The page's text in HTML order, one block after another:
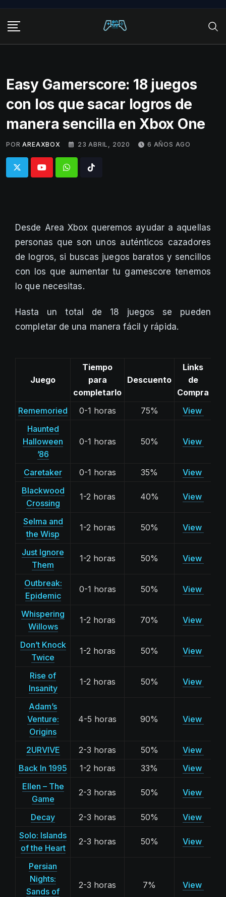
content
Easy Gamerscore: 18 juegos
con los que sacar logros de
manera sencilla en Xbox One
POR AREAXBOX 23 ABRIL, 2020 6 AÑOS AGO
WhatsappTiktok
Desde Area Xbox queremos ayudar a aquellas
personas que son unos auténticos cazadores
de logros, si buscas juegos baratos y sencillos
con los que aumentar tu gamescore tenemos
lo que necesitas.
Hasta un total de 18 juegos se pueden
completar de una manera fácil y rápida.
Juego
Tiempo
para
completarlo
Descuento
Links
de
Compra
Rememoried
0-1 horas 75%
View
Haunted
Halloween
’86
0-1 horas 50% View
Caretaker 0-1 horas 35%
View
Blackwood
Crossing
1-2 horas 40% View
Selma and
the Wisp
1-2 horas 50% View
Just Ignore
Them
1-2 horas 50% View
Outbreak:
Epidemic
0-1 horas 50% View
Whispering
Willows
1-2 horas 70% View
Don’t Knock
Twice
1-2 horas 50% View
Rise of
Insanity
1-2 horas 50% View
Adam’s
Venture:
Origins
4-5 horas 90% View
2URVIVE 2-3 horas 50%
View
Back In 1995
1-2 horas 33%
View
Ellen – The
Game
2-3 horas 50% View
Decay 2-3 horas 50%
View
Solo: Islands
of the Heart
2-3 horas 50% View
Persian
Nights:
Sands of
2-3 horas 7% View